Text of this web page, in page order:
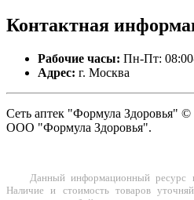
Контактная
Рабочие часы: Пн-Пт:
Адрес: г. Москва
Сеть аптек "Формула Здоровья" ©
ООО "Формула Здоровья".
Данный информационный ресурс
Наличие и стоимость товаров